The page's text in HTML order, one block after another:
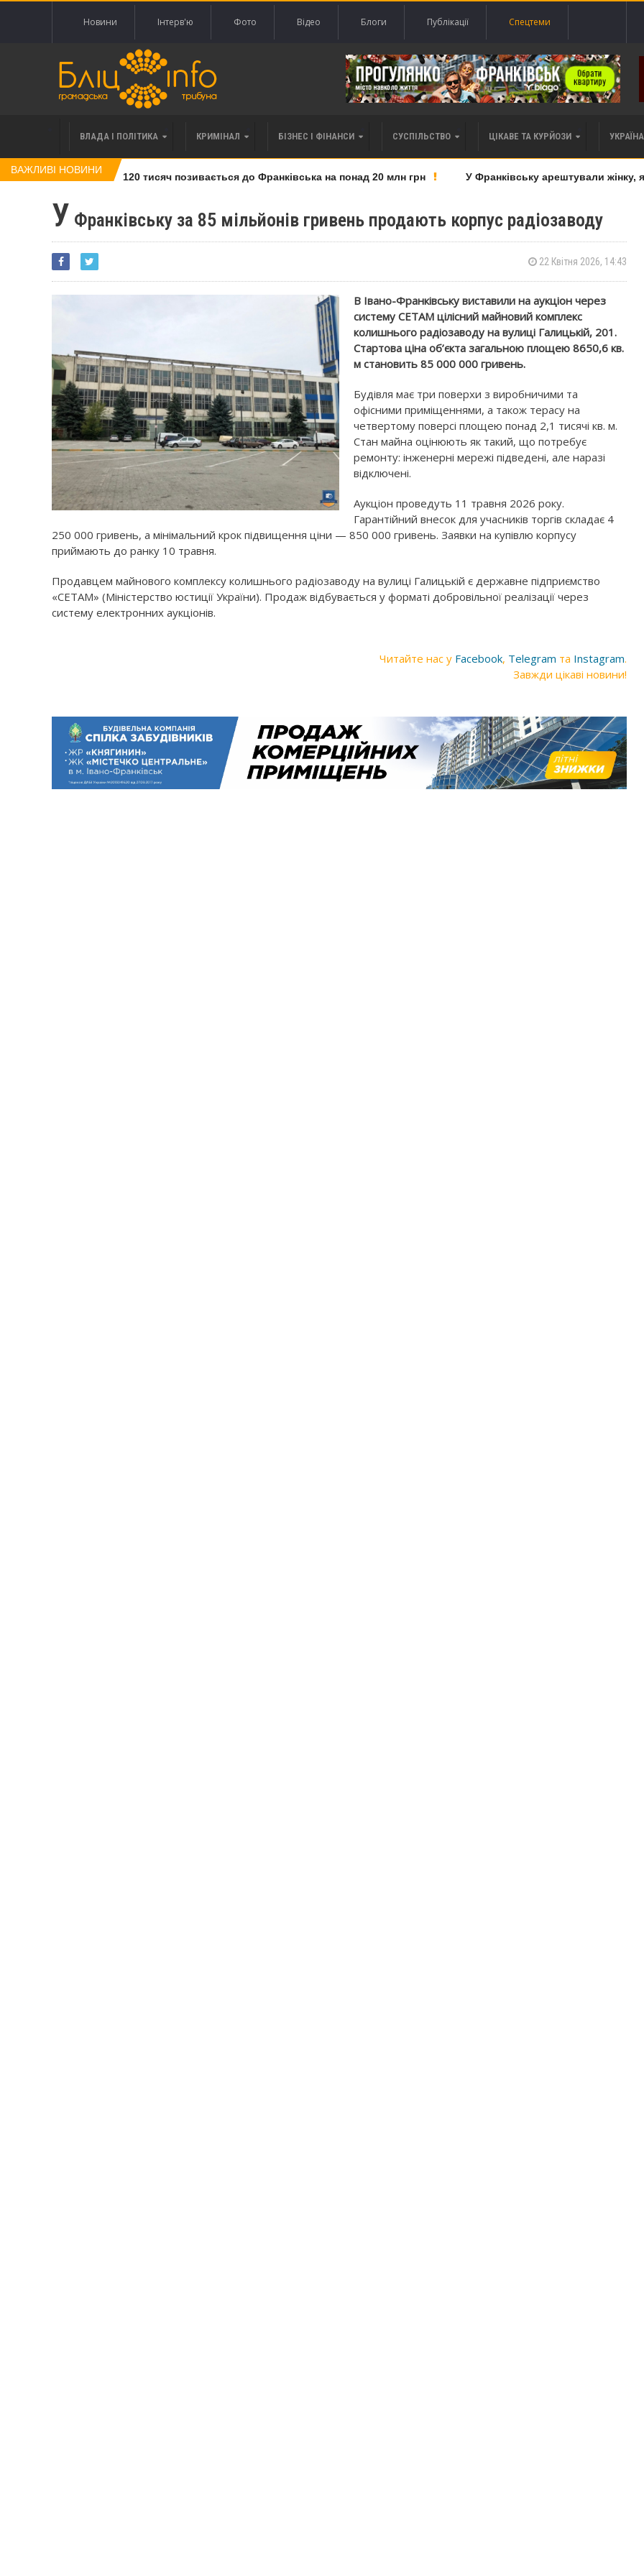
Новини Інтерв'ю Фото Відео Блоги Публікації Спецтеми
ВЛАДА І ПОЛІТИКА КРИМІНАЛ БІЗНЕС І ФІНАНСИ СУСПІЛЬСТВО ЦІКАВЕ ТА КУРЙОЗИ
ВАЖЛИВІ НОВИНИ
права вимоги за 120 тисяч позивається до Франківська на понад 20 млн грн У Франківську арештували жінку,
У Франківську за 85 мільйонів гривень продають корпус радіозаводу
22 Квітня 2026, 14:43
В Івано-Франківську виставили на аукціон через
систему СЕТАМ цілісний майновий комплекс
колишнього радіозаводу на вулиці Галицькій, 201.
Стартова ціна об’єкта загальною площею 8650,6 кв.
м становить 85 000 000 гривень.
Будівля має три поверхи з виробничими та
офісними приміщеннями, а також терасу на
четвертому поверсі площею понад 2,1 тисячі кв. м.
Стан майна оцінюють як такий, що потребує
ремонту: інженерні мережі підведені, але наразі
відключені.
Аукціон проведуть 11 травня 2026 року.
Гарантійний внесок для учасників торгів складає 4
250 000 гривень, а мінімальний крок підвищення ціни — 850 000 гривень. Заявки на купівлю корпусу
приймають до ранку 10 травня.
Продавцем майнового комплексу колишнього радіозаводу на вулиці Галицькій є державне підприємство
«СЕТАМ» (Міністерство юстиції України). Продаж відбувається у форматі добровільної реалізації через
систему електронних аукціонів.
Читайте нас у Facebook, Telegram та Instagram.
Завжди цікаві новини!